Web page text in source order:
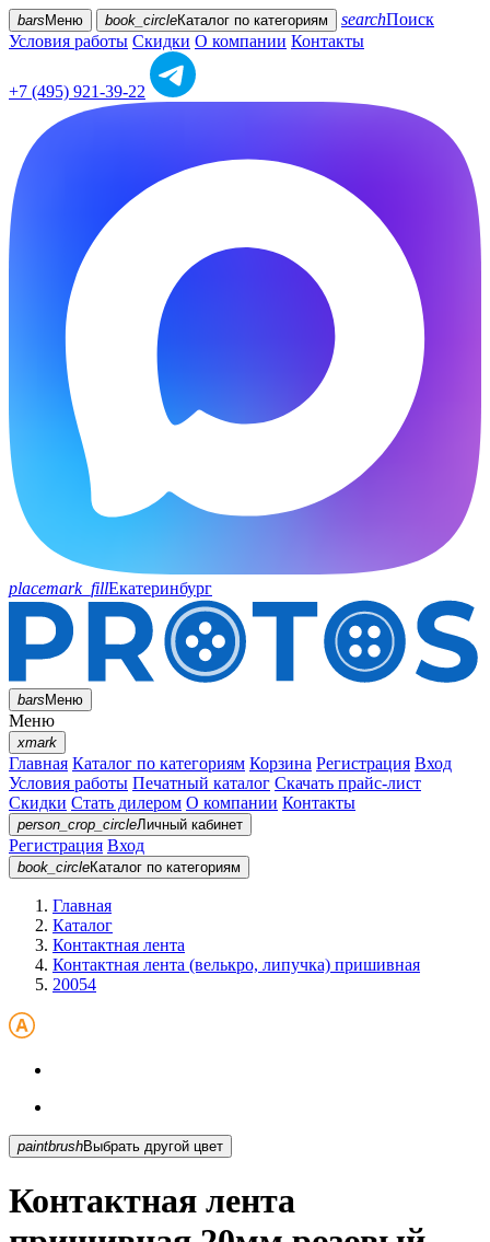
bars Меню book_circleКаталог по категориям searchПоиск
Условия работы Скидки О компании Контакты
+7 (495) 921-39-22
placemark_fillЕкатеринбург
barsМеню
Меню
xmark
Главная Каталог по категориям Корзина Регистрация Вход
Условия работы Печатный каталог Скачать прайс-лист
Скидки Стать дилером О компании Контакты
person_crop_circleЛичный кабинет
Регистрация Вход
book_circleКаталог по категориям
Главная
Каталог
Контактная лента
Контактная лента (велькро, липучка) пришивная
20054
paintbrush Выбрать другой цвет
Контактная лента